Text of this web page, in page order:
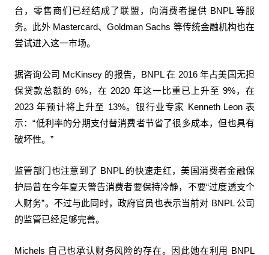
台，零售商们已经结成了联盟，向消费者提供 BNPL 等服
务。此外 Mastercard、Goldman Sachs 等传统金融机构也在
尝试进入这一市场。
据咨询公司 McKinsey 的报告，BNPL 在 2016 年占美国无担
保贷款总额的 6%，在 2020 年这一比重已上升至 9%，在
2023 年预计将上升至 13%。银行业专家 Kenneth Leon 表
示：“低利率的分期支付替消费者节省了很多成本，但也具有
破坏性。”
监管部门也注意到了 BNPL 的快速走红，美国消费者金融保
护局曾在今年夏天警告消费者要保持冷静，不要“过度透支个
人财务”。不过与此同时，政府官员也表示当前对 BNPL 公司
的监管已经足够完善。
Michels 自己也承认财务风险的存在。因此她在利用 BNPL